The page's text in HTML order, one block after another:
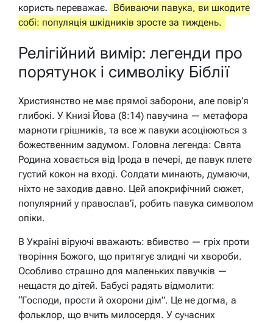
користь переважає. Вбиваючи павука, ви шкодите
собі: популяція шкідників зросте за тиждень.
Релігійний вимір: легенди про
порятунок і символіку Біблії
Християнство не має прямої заборони, але повір’я
глибокі. У Книзі Йова (8:14) павучина — метафора
марноти грішників, та все ж павуки асоціюються з
божественним задумом. Головна легенда: Свята
Родина ховається від Ірода в печері, де павук плете
густий кокон на вході. Солдати минають, думаючи,
ніхто не заходив давно. Цей апокрифічний сюжет,
популярний у православ’ї, робить павука символом
опіки.
В Україні віруючі вважають: вбивство — гріх проти
творіння Божого, що притягує злидні чи хвороби.
Особливо страшно для маленьких павучків —
нещастя до дітей. Бабусі радять відмолити:
“Господи, прости й охорони дім”. Це не догма, а
фольклор, що вчить милосердя. У сучасних